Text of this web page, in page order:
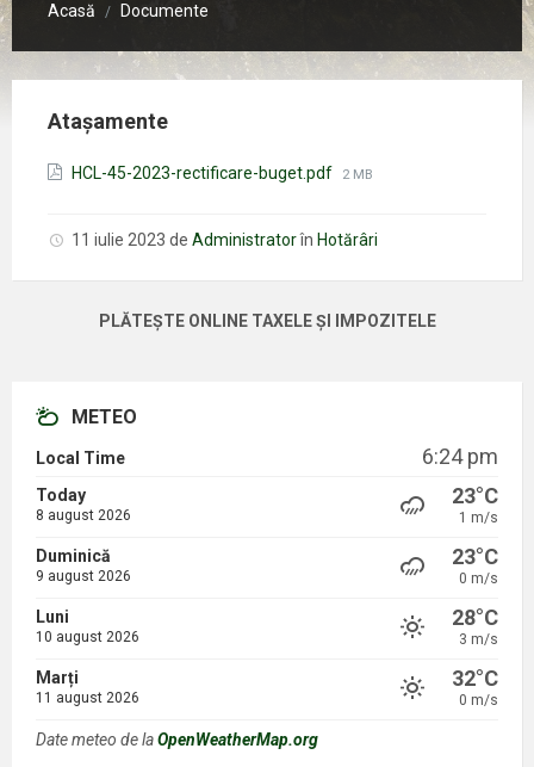
Acasă / Documente
Atașamente
HCL-45-2023-rectificare-buget.pdf Mărimea
2 MB
11 iulie 2023 de Administratorîn Hotărâri
PLĂTEȘTE ONLINE TAXELE ȘI IMPOZITELE
METEO
Local Time 6:24 pm
Today
8 august 2026
23°C
1 m/s
Duminică
9 august 2026
23°C
0 m/s
Luni
10 august 2026
28°C
3 m/s
Marți
11 august 2026
32°C
0 m/s
Date meteo de laOpenWeatherMap.org